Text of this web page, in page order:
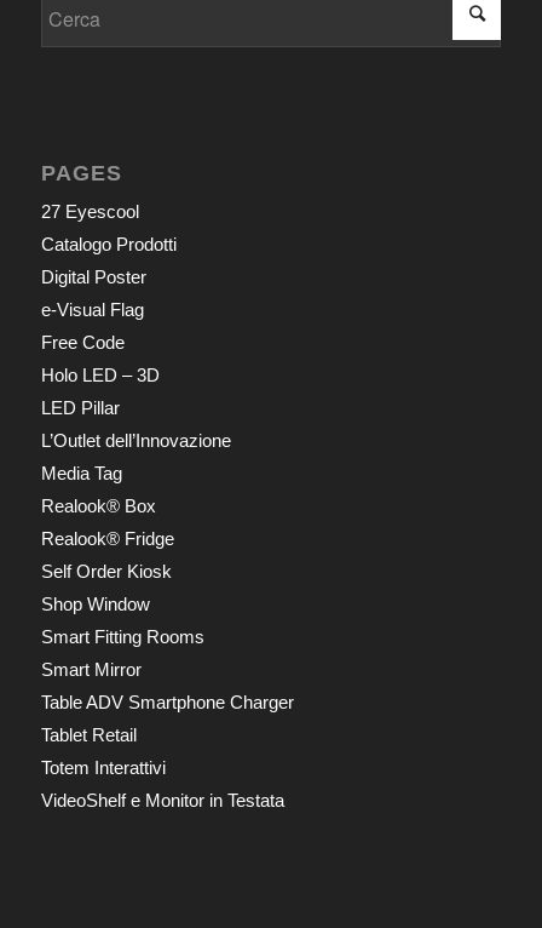
PAGES
27 Eyescool
Catalogo Prodotti
Digital Poster
e-Visual Flag
Free Code
Holo LED – 3D
LED Pillar
L’Outlet dell’Innovazione
Media Tag
Realook® Box
Realook® Fridge
Self Order Kiosk
Shop Window
Smart Fitting Rooms
Smart Mirror
Table ADV Smartphone Charger
Tablet Retail
Totem Interattivi
VideoShelf e Monitor in Testata